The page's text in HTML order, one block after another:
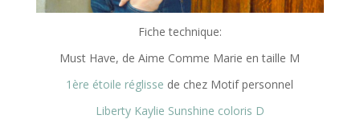
Fiche technique:
Must Have, de Aime Comme Marie en taille M
1ère étoile réglisse de chez Motif personnel
Liberty Kaylie Sunshine coloris D